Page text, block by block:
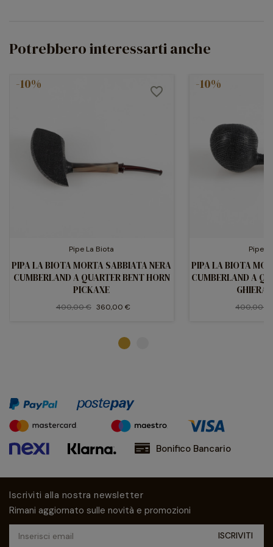
Potrebbero interessarti anche
-10%
Pipe La Biota
PIPA LA BIOTA MORTA SABBIATA NERA
CUMBERLAND A QUARTER BENT HORN
PICKAXE
400,00 € 360,00 €
favorite_border -10%
Pipe
PIPA LA BIOTA
CUMBERLAND A
GHIERA
400,00 €
Bonifico Bancario
Iscriviti alla nostra newsletter
Rimani aggiornato sulle novità e promozioni